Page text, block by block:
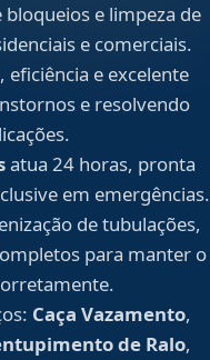
e limpeza de
e comerciais.
e excelente
e resolvendo
atua 24 horas, pronta
em emergências.
de tubulações,
para manter o
Caça Vazamento,
de Ralo,